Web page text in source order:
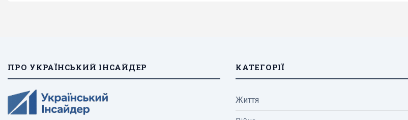
ПРО УКРАЇНСЬКИЙ ІНСАЙДЕР КАТЕГОРІЇ
Життя